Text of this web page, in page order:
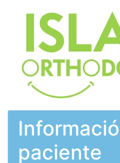
paciente